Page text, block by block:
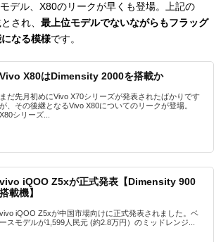
デル、X80のリークが早くも登場。上記の
され、 最上位モデルでないながらもフラッグ
なる模様です。
Vivo X80はDimensity 2000を搭載か
まだ先月初めにVivo X70シリーズが発表されたばかりです
が、その後継となるVivo X80についてのリークが登場。
X80シリーズ...
vivo iQOO Z5xが正式発表【Dimensity 900
搭載機】
vivo iQOO Z5xが中国市場向けに正式発表されました。ベ
ースモデルが1,599人民元 (約2.8万円）のミッドレンジ...